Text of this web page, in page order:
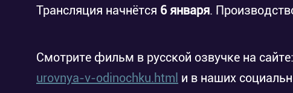
Трансляция начнётся 6 января.
Смотрите фильм в русской озвучке на сайте:
urovnya-v-odinochku.html и в наших